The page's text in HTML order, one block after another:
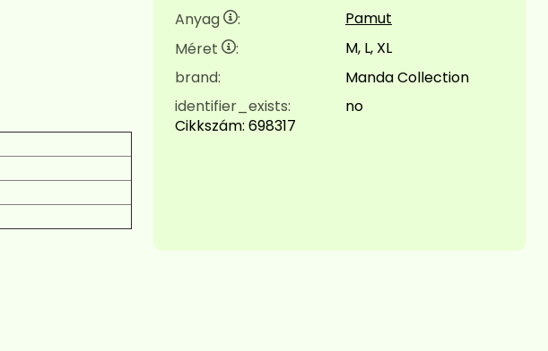
Anyag
:
Pamut
Méret
:
M, L, XL
brand:
Manda Collection
identifier_exists:
no
Cikkszám: 698317